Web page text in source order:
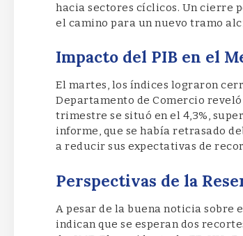
hacia sectores cíclicos. Un cierre
el camino para un nuevo tramo
Impacto del PIB en el
El martes, los índices lograron
Departamento de Comercio
trimestre se situó en el 4,3%,
informe, que se había retrasado
a reducir sus expectativas de
Perspectivas de la
A pesar de la buena noticia sobre
indican que se esperan dos